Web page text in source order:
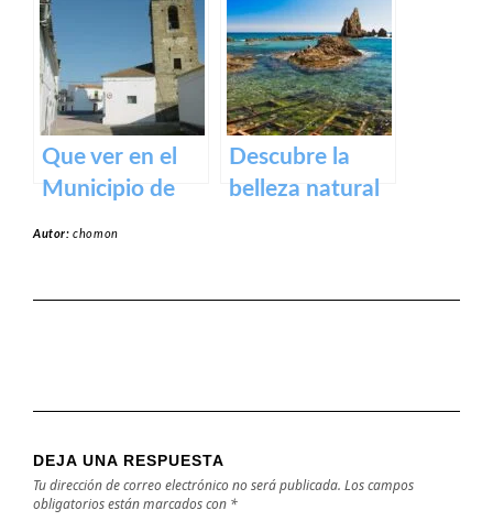
Puente Romano
de Alcántara
Badajoz
Que ver en el
Municipio de
Descubre la
belleza natural
Autor:chomon
DEJA UNA RESPUESTA
Tu dirección de correo electrónico no será publicada. Los campos
obligatorios están marcados con *